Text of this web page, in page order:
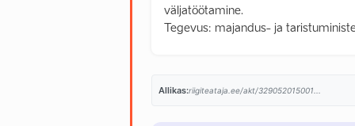
väljatöötamine.
Tegevus: majandus- ja
Allikas:riigiteataja.ee/akt/329052015001...